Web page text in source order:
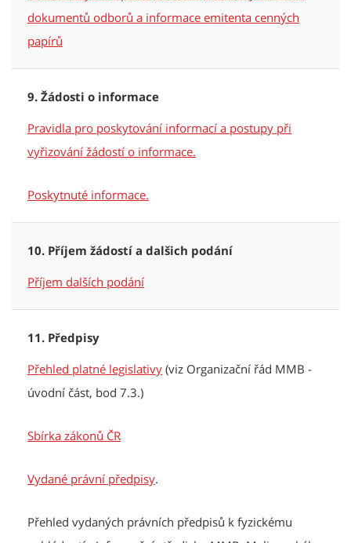
dokumentů odborů a informace emitenta cenných
papírů
9. Žádosti o informace
Pravidla pro poskytování informací a postupy při
vyřizování žádostí o informace.
Poskytnuté informace.
10. Příjem žádostí a dalšich podání
Příjem dalších podání
11. Předpisy
Přehled platné legislativy (viz Organizační řád MMB -
úvodní část, bod 7.3.)
Sbírka zákonů ČR
Vydané právní předpisy.
Přehled vydaných právních předpisů k fyzickému